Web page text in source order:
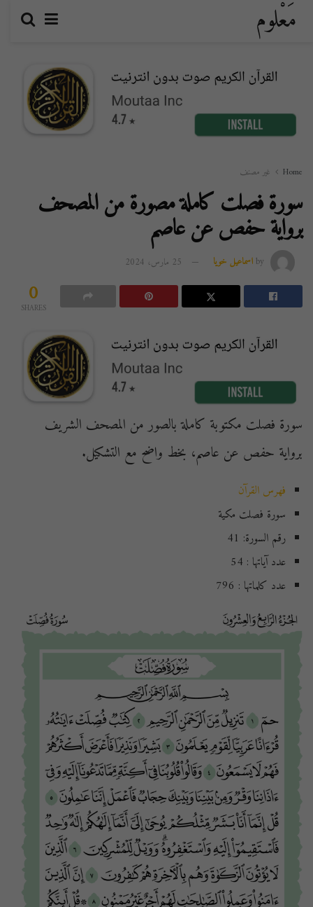
مَعْلوم
Home غير مصنف
سورة فصلت كاملة مصورة من المصحف
برواية حفص عن عاصم
by اسماعيل خويا 25 مارس، 2024
0
SHARES
سورة فصلت مكتوبة كاملة بالصور من المصحف الشريف
برواية حفص عن عاصم، بخط واضح مع التشكيل.
فهرس القرآن
سورة فصلت مكية
رقم السورة: 41
عدد آياتها : 54
عدد كلماتها : 796